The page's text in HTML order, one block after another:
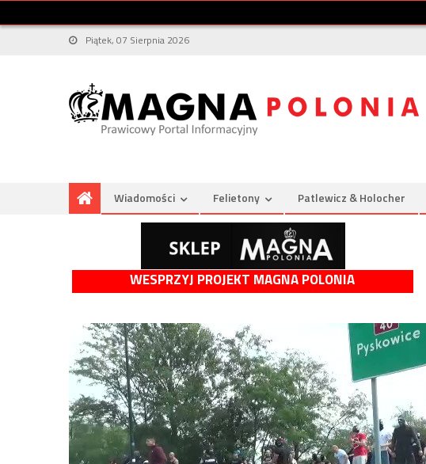
Piątek, 07 Sierpnia 2026
Wiadomości Felietony Patlewicz & Holocher
WESPRZYJ PROJEKT MAGNA POLONIA